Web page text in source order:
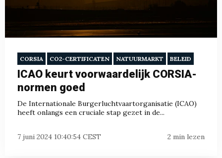
CORSIA CO2-CERTIFICATEN NATUURMARKT BELEID
ICAO keurt voorwaardelijk CORSIA-
normen goed
De Internationale Burgerluchtvaartorganisatie (ICAO)
heeft onlangs een cruciale stap gezet in de...
7 juni 2024 10:40:54 CEST 2 min lezen